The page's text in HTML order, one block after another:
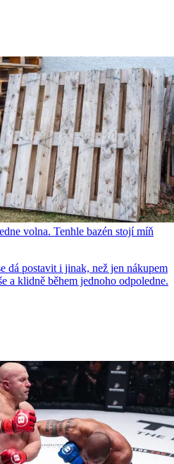
volna. Tenhle bazén stojí míň
dá postavit i jinak, než jen nákupem
a klidně během jednoho odpoledne.